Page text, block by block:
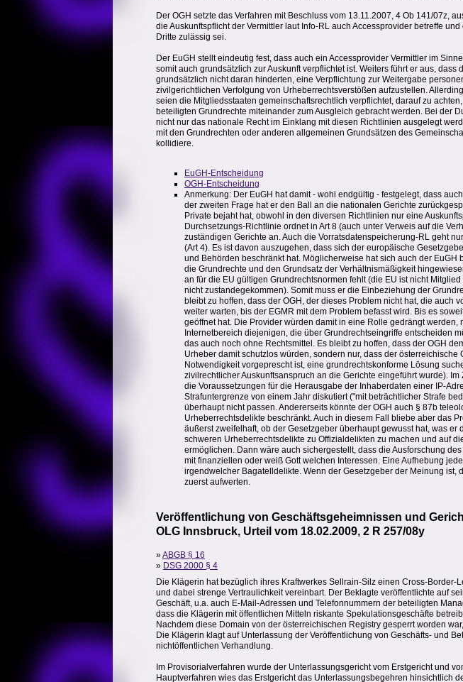
Der OGH setzte das Verfahren mit Beschluss vom 13.11.2007, 4 Ob 141/07z,
die Auskunftspflicht der Vermittler laut Info-RL auch Accessprovider betreffe
Dritte zulässig sei.
Der EuGH stellt eindeutig fest, dass auch ein Accessprovider Vermittler im
somit auch grundsätzlich zur Auskunft verpflichtet ist. Weiters führt er aus,
grundsätzlich nicht daran hinderten, eine Verpflichtung zur Weitergabe
zivilgerichtlichen Verfolgung von Urheberrechtsverstößen aufzustellen.
seien die Mitgliedsstaaten gemeinschaftsrechtlich verpflichtet, darauf zu
beteiligten Grundrechte miteinander zum Ausgleich gebracht werden. Bei der
nicht nur das nationale Recht im Einklang mit diesen Richtlinien ausgelegt
mit den Grundrechten oder anderen allgemeinen Grundsätzen des
kollidiere.
EuGH-Entscheidung
OGH-Entscheidung
Anmerkung: Der EuGH hat damit - wohl endgültig - festgelegt, dass
der zweiten Frage hat er den Ball an die nationalen Gerichte
Private bejaht hat, obwohl in den diversen Richtlinien nur eine
Durchsetzungs-Richtlinie ordnet in Art 8 (auch unter Verweis auf die
zuständigen Gerichte an. Auch die Vorratsdatenspeicherung-RL geht
(Art 4). Es ist davon auszugehen, dass sich der europäische
und Behörden beschränkt hat. Möglicherweise hat sich auch der
die Grundrechte und den Grundsatz der Verhältnismäßigkeit
an für die EU gültigen Grundrechtsnormen fehlt (die EU ist nicht
nicht zustandegekommen). Somit muss er die Einbeziehung der
bleibt zu hoffen, dass der OGH, der dieses Problem nicht hat, die auch
weiter warten, bis der EGMR mit dem Problem befasst wird. Bis es
geöffnet hat. Die Provider würden damit in eine Rolle gedrängt
Internetbereich diejenigen, die über Grundrechtseingriffe entscheiden
das auch noch ohne Rechtsmittel. Es bleibt zu hoffen, dass der OGH
Urheber damit schutzlos würden, sondern nur, dass der
Notwendigkeit vorgeprescht ist, eine grundrechtskonforme Lösung
zivilrechtlicher Auskunftsanspruch an die Gerichte eingeführt wurde).
die Voraussetzungen für die Herausgabe der Inhaberdaten einer IP-
Strafuntergrenze von einem Jahr diskutiert ("mit beträchtlicher Strafe
überhaupt nicht passen. Andererseits könnte der OGH auch § 87b
Urheberrechtsdelikte beschränkt. Auch in diesem Fall bliebe aber das
äußerst zweifelhaft, ob der Gesetzgeber überhaupt gewusst hat, was
schweren Urheberrechtsdelikte zu Offizialdelikten zu machen und auf
ermöglichen. Dann wäre auch sichergestellt, dass die Ausforschung
mit finanziellen oder weiß Gott welchen Interessen. Eine Aufhebung
irgendwelcher Bagatelldelikte. Wenn der Gesetzgeber der Meinung
zuerst aufwerten.
Veröffentlichung von Geschäftsgeheimnissen und
OLG Innsbruck, Urteil vom 18.02.2009, 2 R 257/08y
»ABGB § 16
» DSG 2000 § 4
Die Klägerin hat bezüglich ihres Kraftwerkes Sellrain-Silz einen Cross-
und dabei strenge Vertraulichkeit vereinbart. Der Beklagte veröffentlichte auf
Geschäft, u.a. auch E-Mail-Adressen und Telefonnummern der beteiligten
dass die Klägerin mit öffentlichen Mitteln riskante Spekulationsgeschäfte
Nachdem diese Domain von der österreichischen Registry gesperrt worden
Die Klägerin klagt auf Unterlassung der Veröffentlichung von Geschäfts- und
nichtöffentlichen Verhandlung.
Im Provisorialverfahren wurde der Unterlassungsgericht vom Erstgericht und
Hauptverfahren wies das Erstgericht das Unterlassungsbegehren hinsichtlich